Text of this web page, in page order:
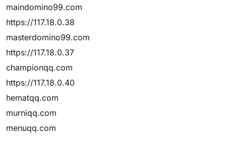
maindomino99.com
https://117.18.0.38
masterdomino99.com
https://117.18.0.37
championqq.com
https://117.18.0.40
hematqq.com
murniqq.com
menuqq.com